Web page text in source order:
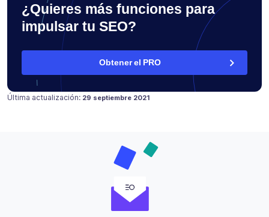
¿Quieres más funciones para
impulsar tu SEO?
Obtener el PRO
Última actualización: Publicado en
18 julio 2021
29 septiembre 2021